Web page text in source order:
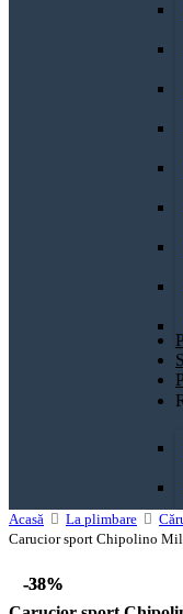
Acasă
La plimbare
Carucior sport Chipolino
-38%
-38%